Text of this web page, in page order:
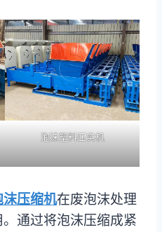
泡沫塑料压实机
沫压缩机在废泡沫处理
通过将泡沫压缩成紧